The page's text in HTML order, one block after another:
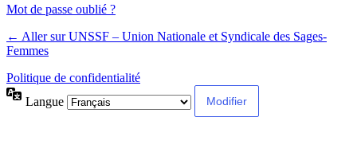
Mot de passe oublié ?
← Aller sur UNSSF – Union Nationale et Syndicale des Sages-
Femmes
Politique de confidentialité
Langue